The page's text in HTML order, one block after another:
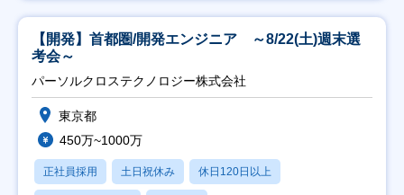
【開発】首都圏/開発エンジニア ～8/22(土)週末選
考会～
パーソルクロステクノロジー株式会社
東京都
450万~1000万
正社員採用 土日祝休み 休日120日以上